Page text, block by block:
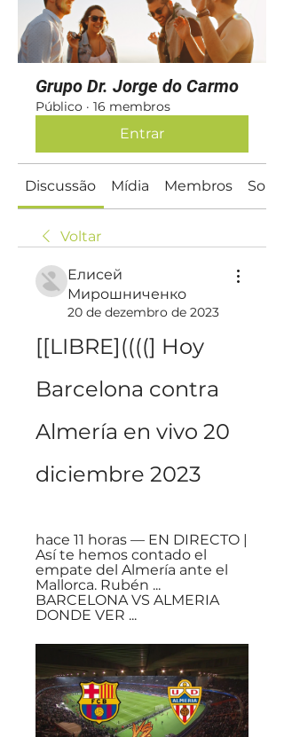
Grupo Dr. Jorge do Carmo
Público · 16 membros
Entrar
Discussão Mídia Membros Sobre
Voltar
Елисей
Мирошниченко
20 de dezembro de 2023
[[LIBRE]((((] Hoy
Barcelona contra
Almería en vivo 20
diciembre 2023
hace 11 horas — EN DIRECTO |
Así te hemos contado el
empate del Almería ante el
Mallorca. Rubén ...
BARCELONA VS ALMERIA
DONDE VER ...